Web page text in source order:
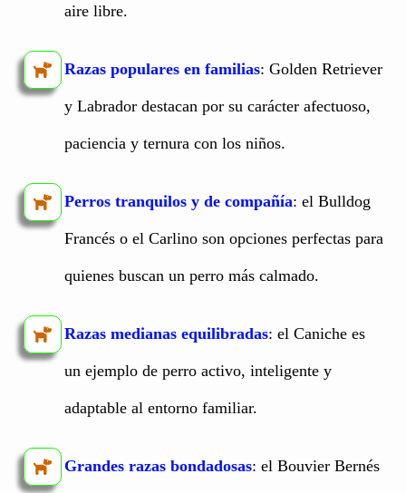
aire libre.
Razas populares en familias: Golden Retriever
y Labrador destacan por su carácter afectuoso,
paciencia y ternura con los niños.
Perros tranquilos y de compañía: el Bulldog
Francés o el Carlino son opciones perfectas para
quienes buscan un perro más calmado.
Razas medianas equilibradas: el Caniche es
un ejemplo de perro activo, inteligente y
adaptable al entorno familiar.
Grandes razas bondadosas: el Bouvier Bernés